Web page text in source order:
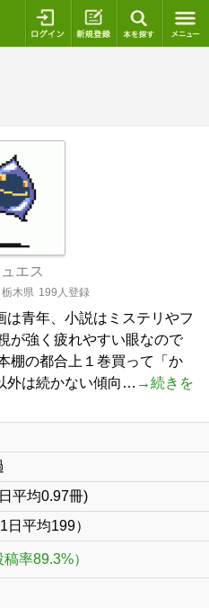
ログイン 新規登録
エス
栃木県 199人登録
青年、小説はミステリやフ
が強く疲れやすい眼なので
棚の都合上１巻買って「か
外は続かない傾向… →続きを
平均0.97冊)
日平均199）
率89.3%）